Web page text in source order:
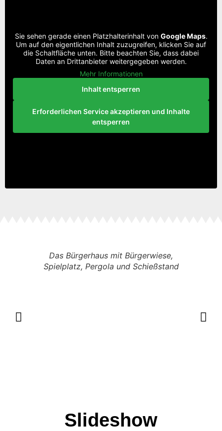
Sie sehen gerade einen Platzhalterinhalt von Google Maps.
Um auf den eigentlichen Inhalt zuzugreifen, klicken Sie auf
die Schaltfläche unten. Bitte beachten Sie, dass dabei
Daten an Drittanbieter weitergegeben werden.
Mehr Informationen
Inhalt entsperren
Erforderlichen Service akzeptieren und Inhalte
entsperren
Das Bürgerhaus mit Bürgerwiese,
Spielplatz, Pergola und Schießstand
Slideshow